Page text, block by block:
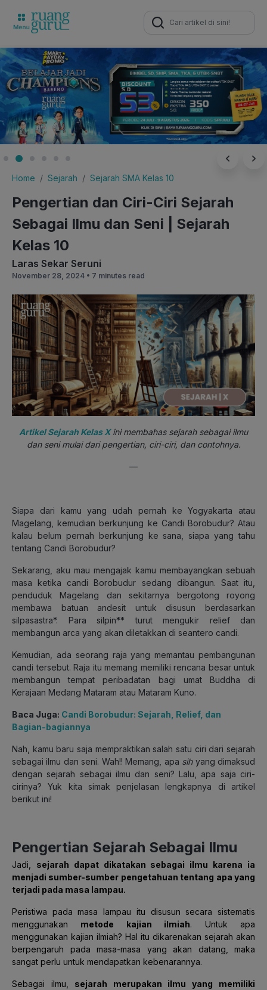
Search
for:
Home Sejarah Sejarah SMA Kelas 10
Pengertian dan Ciri-Ciri Sejarah
Sebagai Ilmu dan Seni | Sejarah
Kelas 10
Laras Sekar Seruni
November 28, 2024 • 7 minutes read
Artikel Sejarah Kelas Xini membahas sejarah sebagai ilmu
dan seni mulai dari pengertian, ciri-ciri, dan contohnya.
—
Siapa dari kamu yang udah pernah ke Yogyakarta atau
Magelang, kemudian berkunjung ke Candi Borobudur? Atau
kalau belum pernah berkunjung ke sana, siapa yang tahu
tentang Candi Borobudur?
Sekarang, aku mau mengajak kamu membayangkan sebuah
masa ketika candi Borobudur sedang dibangun. Saat itu,
penduduk Magelang dan sekitarnya bergotong royong
membawa batuan andesit untuk disusun berdasarkan
silpasastra*. Para silpin** turut mengukir relief dan
membangun arca yang akan diletakkan di seantero candi.
Kemudian, ada seorang raja yang memantau pembangunan
candi tersebut. Raja itu memang memiliki rencana besar untuk
membangun tempat peribadatan bagi umat Buddha di
Kerajaan Medang Mataram atau Mataram Kuno.
Baca Juga: Candi Borobudur: Sejarah, Relief, dan
Bagian-bagiannya
Nah, kamu baru saja mempraktikan salah satu ciri dari sejarah
sebagai ilmu dan seni. Wah!! Memang, apa sih yang dimaksud
dengan sejarah sebagai ilmu dan seni? Lalu, apa saja ciri-
cirinya? Yuk kita simak penjelasan lengkapnya di artikel
berikut ini!
Pengertian Sejarah Sebagai Ilmu
Jadi, sejarah dapat dikatakan sebagai ilmu karena ia
menjadi sumber-sumber pengetahuan tentang apa yang
terjadi pada masa lampau.
Peristiwa pada masa lampau itu disusun secara sistematis
menggunakan metode kajian ilmiah. Untuk apa
menggunakan kajian ilmiah? Hal itu dikarenakan sejarah akan
berpengaruh pada masa-masa yang akan datang, maka
sangat perlu untuk mendapatkan kebenarannya.
Sebagai ilmu, sejarah merupakan ilmu yang
memiliki